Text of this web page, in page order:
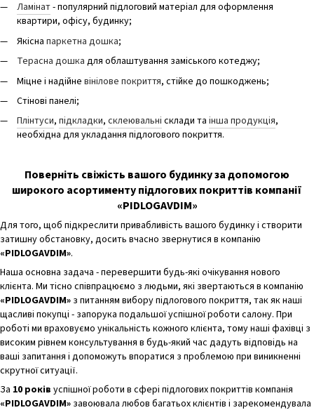
Ламінат- популярний підлоговий матеріал для оформлення
квартири, офісу, будинку;
Якісна паркетна дошка;
Терасна дошка для облаштування заміського котеджу;
Міцне і надійне вінілове покриття, стійке до пошкоджень;
Стінові панелі;
Плінтуси, підкладки, склеювальні склади та інша продукція,
необхідна для укладання підлогового покриття.
Поверніть свіжість вашого будинку за допомогою
широкого асортименту підлогових покриттів компанії
«PIDLOGAVDIM»
Для того, щоб підкреслити привабливість вашого будинку і створити
затишну обстановку, досить вчасно звернутися в компанію
«PIDLOGAVDIM».
Наша основна задача - перевершити будь-які очікування нового
клієнта. Ми тісно співпрацюємо з людьми, які звертаються в компанію
«PIDLOGAVDIM» з питанням вибору підлогового покриття, так як наші
щасливі покупці - запорука подальшої успішної роботи салону. При
роботі ми враховуємо унікальність кожного клієнта, тому наші фахівці з
високим рівнем консультування в будь-який час дадуть відповідь на
ваші запитання і допоможуть впоратися з проблемою при виникненні
скрутної ситуації.
За 10 років успішної роботи в сфері підлогових покриттів компанія
«PIDLOGAVDIM» завоювала любов багатьох клієнтів і зарекомендувала